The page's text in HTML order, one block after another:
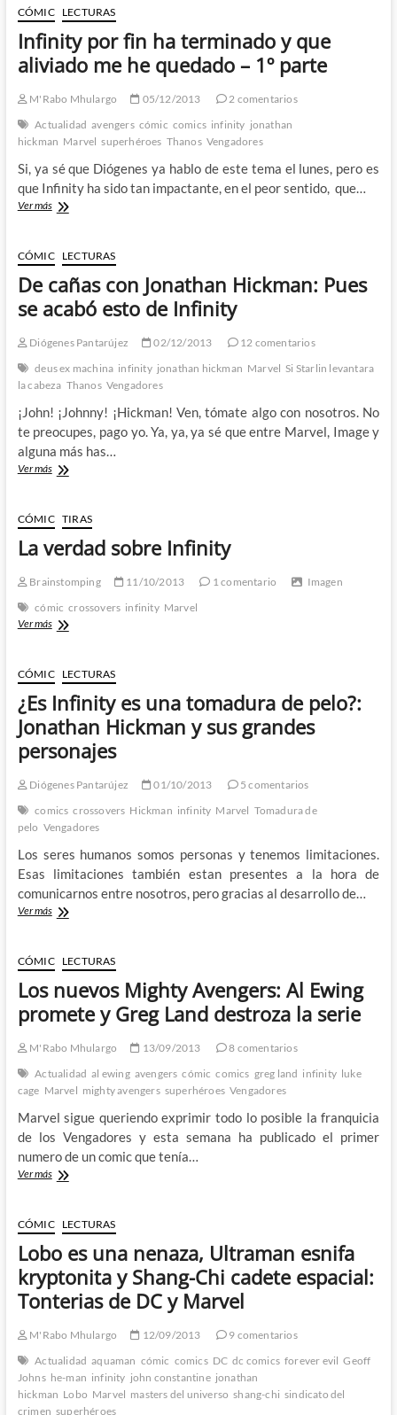
ha
terminado
y
que
aliviado
he
quedado
parte
CÓMIC LECTURAS
Infinity por fin ha terminado y que
aliviado me he quedado – 1º parte
M'Rabo Mhulargo 05/12/2013
2 comentarios
Actualidad avengers cómic comics infinity jonathan
hickman Marvel superhéroes Thanos Vengadores
Si, ya sé que Diógenes ya hablo de este tema el lunes, pero es
que Infinity ha sido tan impactante, en el peor sentido, que…
Ver másInfinity
ha
terminado
y
aliviado
he
parte
CÓMIC LECTURAS
De cañas con Jonathan Hickman: Pues
se acabó esto de Infinity
Diógenes Pantarújez 02/12/2013
12 comentarios
deus ex machina infinity jonathan hickman Marvel Si Starlin levantara
la cabeza Thanos Vengadores
¡John! ¡Johnny! ¡Hickman! Ven, tómate algo con nosotros. No
te preocupes, pago yo. Ya, ya, ya sé que entre Marvel, Image y
alguna más has…
Ver másDe
Jonathan
Hickman:
Pues
acabó
de
Infinity
CÓMIC TIRAS
La verdad sobre Infinity
Brainstomping 11/10/2013 1 comentario
Imagen
cómic crossovers infinity Marvel
Ver másLa
Infinity
CÓMIC LECTURAS
¿Es Infinity es una tomadura de pelo?:
Jonathan Hickman y sus grandes
personajes
Diógenes Pantarújez 01/10/2013
5 comentarios
comics crossovers Hickman infinity Marvel Tomadura de
pelo Vengadores
Los seres humanos somos personas y tenemos limitaciones.
Esas limitaciones también estan presentes a la hora de
comunicarnos entre nosotros, pero gracias al desarrollo de…
Ver más¿Es
una
tomadura
de
Jonathan
y
sus
grandes
personajes
CÓMIC LECTURAS
Los nuevos Mighty Avengers: Al Ewing
promete y Greg Land destroza la serie
M'Rabo Mhulargo 13/09/2013
8 comentarios
Actualidad al ewing avengers cómic comics greg land infinity luke
cage Marvel mighty avengers superhéroes Vengadores
Marvel sigue queriendo exprimir todo lo posible la franquicia
de los Vengadores y esta semana ha publicado el primer
numero de un comic que tenía…
Ver másLos
Avengers:
Al
Ewing
promete
y
Greg
destroza
serie
CÓMIC LECTURAS
Lobo es una nenaza, Ultraman esnifa
kryptonita y Shang-Chi cadete espacial:
Tonterias de DC y Marvel
M'Rabo Mhulargo 12/09/2013
9 comentarios
Actualidad aquaman cómic comics DC dc comics forever evil Geoff
Johns he-man infinity john constantine jonathan
hickman Lobo Marvel masters del universo shang-chi sindicato del
crimen superhéroes